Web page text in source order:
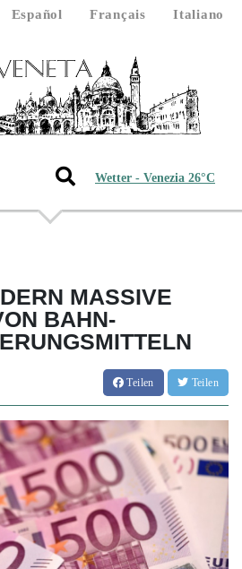
Español Français
Italiano
Wetter - Venezia 26°C
MASSIVE
BAHN-
Teilen Teilen